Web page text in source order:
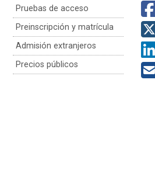
Pruebas de acceso
Preinscripción y matrícula
Admisión extranjeros
Precios públicos